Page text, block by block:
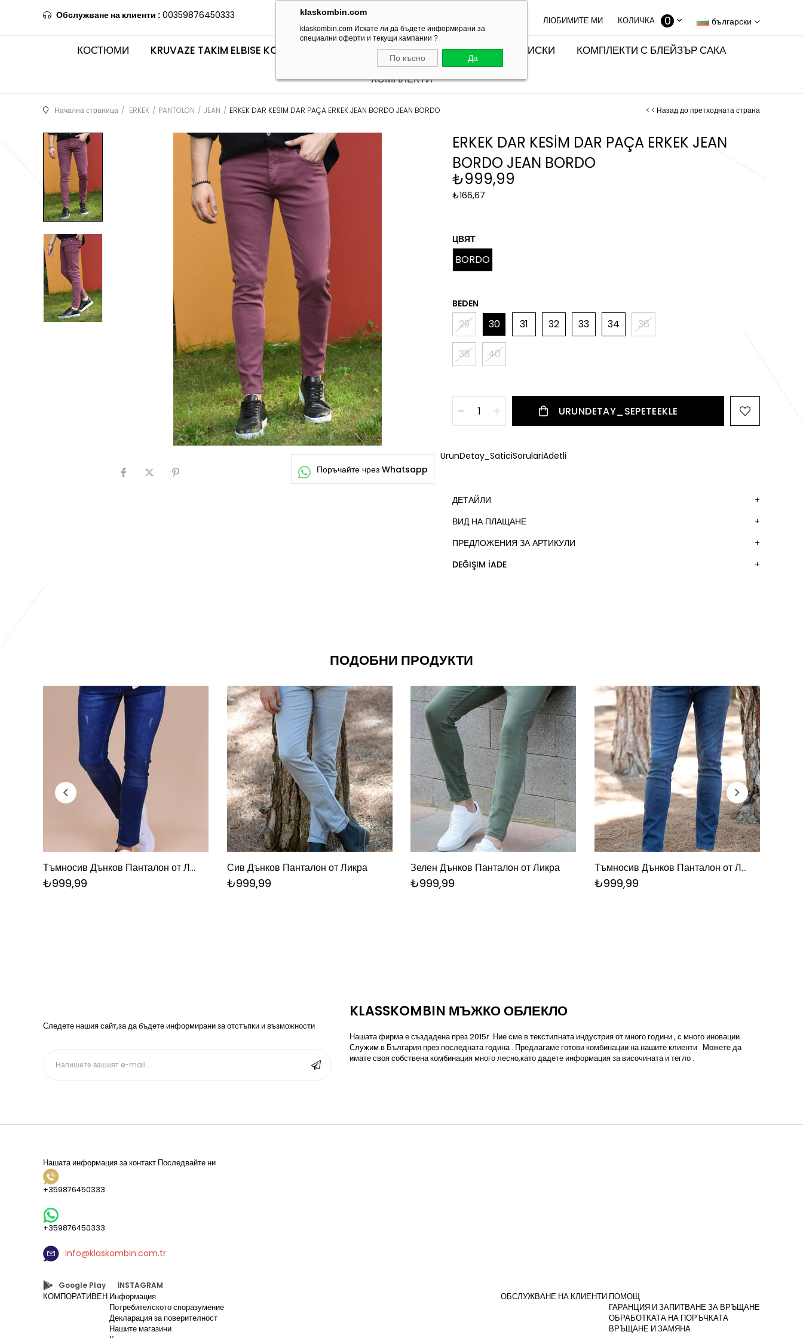
klaskombin.com
klaskombin.com Искате ли да бъдете информирани за
специални оферти и текущи кампании ?
По късно Да
Обслужване на клиенти : 00359876450333
български
КОЛИЧКА 0
КОСТЮМИ KRUVAZE TAKIM ELBISE KOMBINLERI SEÇTİKLERİMİZ КОМПЛЕКТИ С ТЕНИСКИ
КОМПЛЕКТИ С БЛЕЙЗЪР САКА
КОМПЛЕКТИ
Начална страница ERKEK PANTOLON JEAN ERKEK DAR KESİM DAR PAÇA ERKEK JEAN BORDO JEAN BORDO < < Назад до претходната страна
ERKEK DAR KESİM DAR PAÇA ERKEK JEAN
BORDO JEAN BORDO
₺999,99
₺166,67
ЦВЯТ
BORDO
BEDEN
29 30 31 32 33 34 36
38 40
UrunDetay_SaticiSorulariAdetli
ДЕТАЙЛИ
ВИД НА ПЛАЩАНЕ
ПРЕДЛОЖЕНИЯ ЗА АРТИКУЛИ
DEĞIŞIM İADE
ПОДОБНИ ПРОДУКТИ
Тъмносив Дънков Панталон от Ликра
₺999,99
Сив Дънков Панталон от Ликра
₺999,99
Зелен Дънков Панталон от Ликра
₺999,99
Тъмносив Дънков Панталон от Ликра
₺999,99
Следете нашия сайт,за да бъдете информирани за отстъпки и възможности
KLASSKOMBIN МЪЖКО ОБЛЕКЛО
Нашата фирма е създадена през 2015г. Ние сме в текстилната индустрия от много години , с много иновации.
Служим в България през последната година . Предлагаме готови комбинации на нашите клиенти . Можете да
имате своя собствена комбинация много лесно,като дадете информация за височината и тегло .
Нашата информация за контакт
+359876450333
+359876450333
info@klaskombin.com.tr
Последвайте ни
Google Play
İNSTAGRAM
КОМПОРАТИВЕН Информация
Потребителското споразумение
Декларация за поверителност
Нашите магазини
ОБСЛУЖВАНЕ НА КЛИЕНТИ ПОМОЩ
ГАРАНЦИЯ И ЗАПИТВАНЕ ЗА ВРЪЩАНЕ
ОБРАБОТКАТА НА ПОРЪЧКАТА
ВРЪЩАНЕ И ЗАМЯНА